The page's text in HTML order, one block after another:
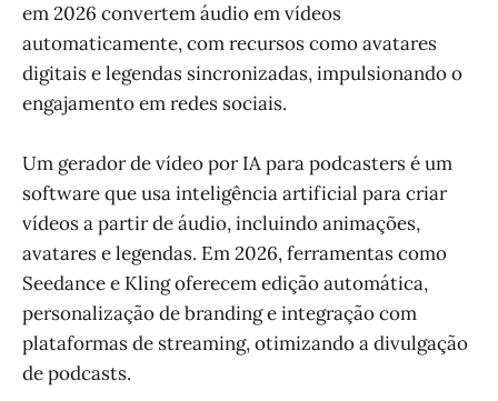
em 2026 convertem áudio em vídeos
automaticamente, com recursos como avatares
digitais e legendas sincronizadas, impulsionando o
engajamento em redes sociais.
Um gerador de vídeo por IA para podcasters é um
software que usa inteligência artificial para criar
vídeos a partir de áudio, incluindo animações,
avatares e legendas. Em 2026, ferramentas como
Seedance e Kling oferecem edição automática,
personalização de branding e integração com
plataformas de streaming, otimizando a divulgação
de podcasts.